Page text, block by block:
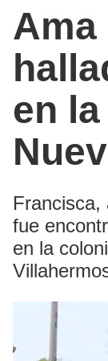
Ama
en
Francisca,
fue
en la